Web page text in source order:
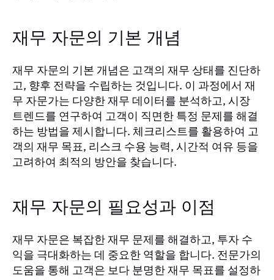
재무 자문의 기본 개념
재무 자문의 기본 개념은 고객의 재무 상태를 진단하
고, 향후 전략을 수립하는 것입니다. 이 과정에서 재
무 자문가는 다양한 재무 데이터를 분석하고, 시장
트렌드를 연구하여 고객이 직면한 특정 문제를 해결
하는 방법을 제시합니다. 체크리스트를 활용하여 고
객의 재무 목표, 리스크 수용 능력, 시간적 여유 등을
고려하여 최적의 방안을 찾습니다.
재무 자문의 필요성과 이점
재무 자문은 복잡한 재무 문제를 해결하고, 투자 수
익을 극대화하는 데 중요한 역할을 합니다. 전문가의
도움을 통해 고객은 보다 분명한 재무 목표를 설정하